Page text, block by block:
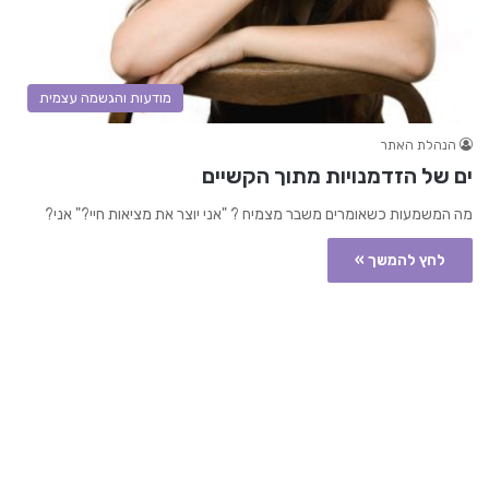
מודעות והגשמה עצמית
הנהלת האתר
ים של הזדמנויות מתוך הקשיים
מה המשמעות כשאומרים משבר מצמיח ? "אני יוצר את מציאות חיי?" אני?
לחץ להמשך »